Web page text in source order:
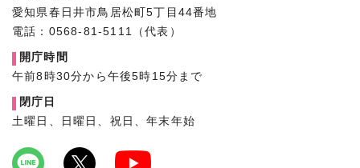
愛知県春日井市鳥居松町5丁目44番地
電話：0568-81-5111（代表）
開庁時間
午前8時30分から午後5時15分まで
閉庁日
土曜日、日曜日、祝日、年末年始